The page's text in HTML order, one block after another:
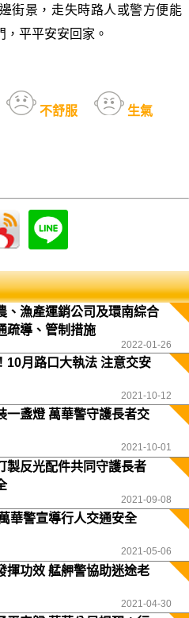
街景，走失時路人或警方便能
平平安安回家。
不舒服 生氣
、漁產運銷公司及環南綜合
疏導、管制措施
2022-01-26
10月路口大執法 注意交安
2021-10-12
一盞燈 萬華警守護長者交
2021-10-01
製反光配件共同守護長者
2021-09-08
華警宣導行人交通安全
2021-05-06
揮功效 艋舺警協助迷途老
2021-04-30